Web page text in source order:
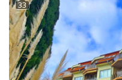
33